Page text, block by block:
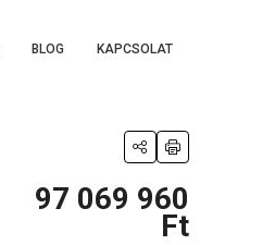
BLOG KAPCSOLAT
97 069 960
Ft